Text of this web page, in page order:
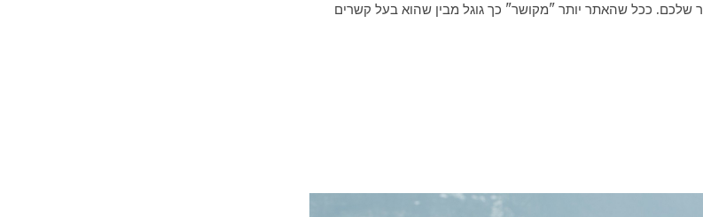
ככל שהאתר יותר "מקושר" כך גוגל מבין שהוא בעל קשרים